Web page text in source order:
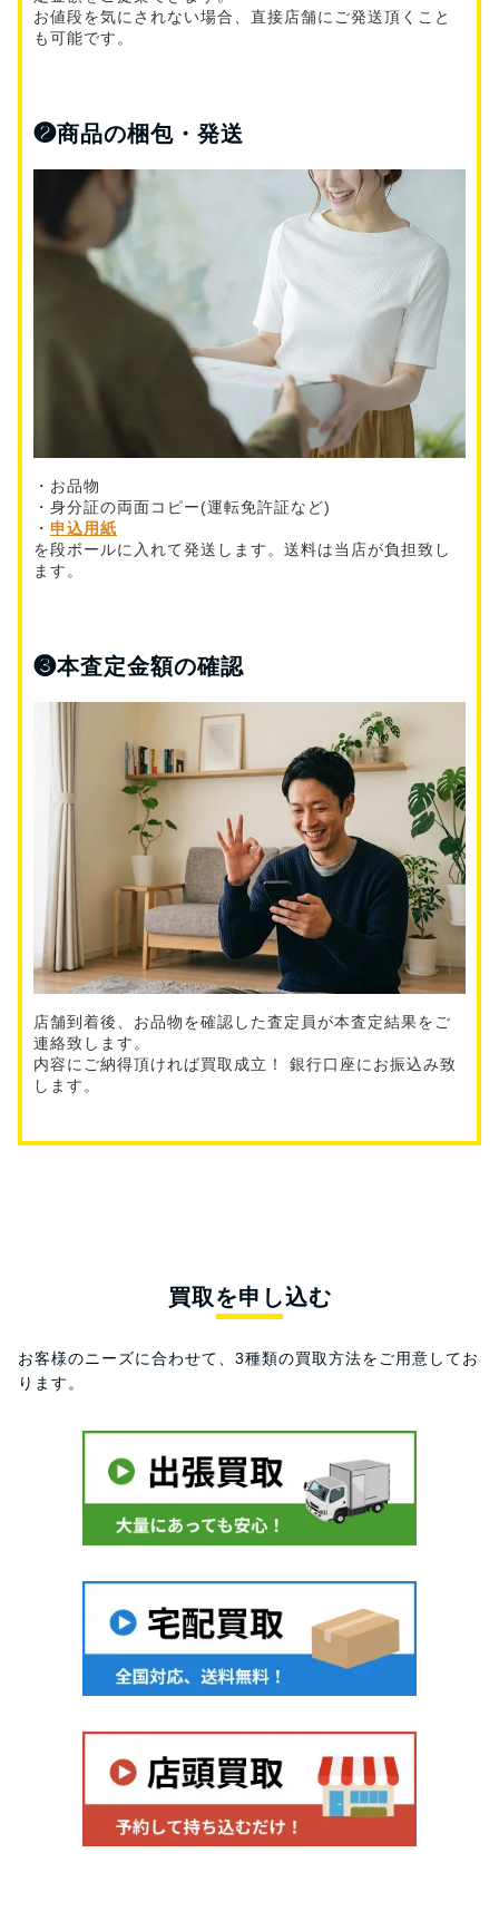
お値段を気にされない場合、直接店舗にご発送頂くこと
も可能です。
❷商品の梱包・発送
・お品物
・身分証の両面コピー(運転免許証など)
・ 申込用紙
を段ボールに入れて発送します。送料は当店が負担致し
ます。
❸本査定金額の確認
店舗到着後、お品物を確認した査定員が本査定結果をご
連絡致します。
内容にご納得頂ければ買取成立！ 銀行口座にお振込み致
します。
買取を申し込む
お客様のニーズに合わせて、3種類の買取方法をご用意してお
ります。